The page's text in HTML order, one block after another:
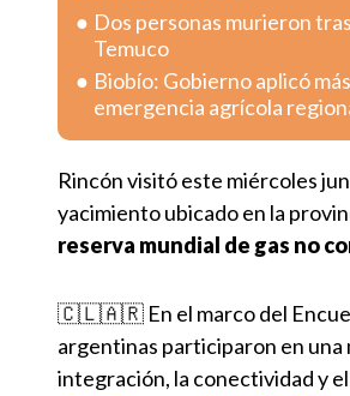
Dos personas murieron
Temuco
Biobío: Gobierno aplicó
emergencia agrícola
Rincón visitó este miércoles
yacimiento ubicado en la
reserva mundial de gas no
🇨🇱🇦🇷 En el marco del
argentinas participaron en una
integración, la conectividad y